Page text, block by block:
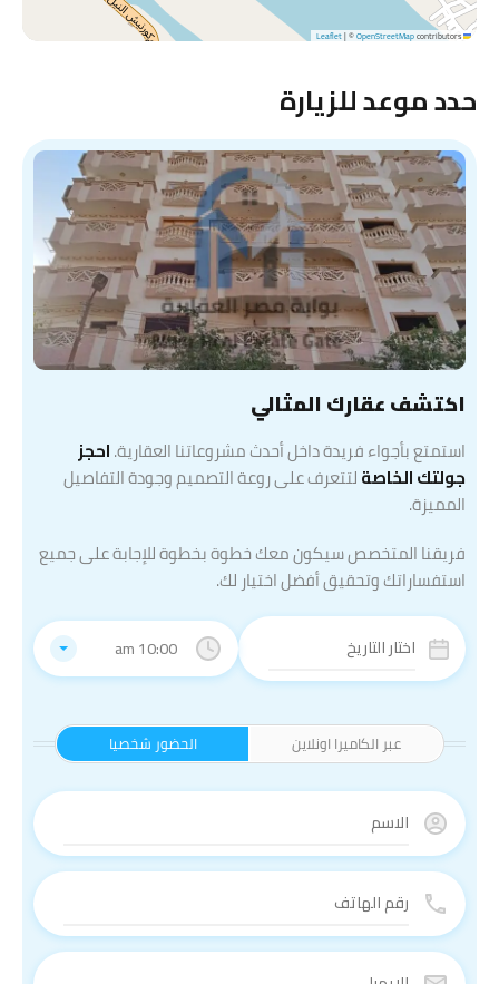
Leaflet
|©OpenStreetMapcontributors
حدد موعد للزيارة
10:00 am
الحضور شخصيا عبر الكاميرا اونلاين
اكتشف عقارك المثالي
استمتع بأجواء فريدة داخل أحدث مشروعاتنا العقارية.احجز
جولتك الخاصةلتتعرف على روعة التصميم وجودة التفاصيل
المميزة.
فريقنا المتخصص سيكون معك خطوة بخطوة للإجابة على جميع
استفساراتك وتحقيق أفضل اختيار لك.